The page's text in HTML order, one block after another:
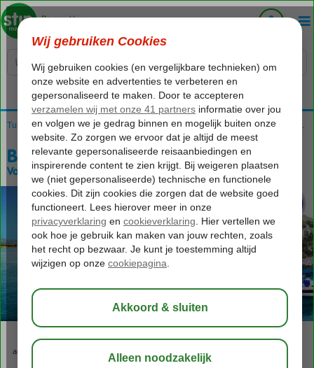
Voelt als thuiskomen...
Turkije Turkse Riviera Blue Cruises Blue Cruises Turkse Riviera Blue Cruise Antalya
Blue Cruise Antalya
Volpension
aug 33°